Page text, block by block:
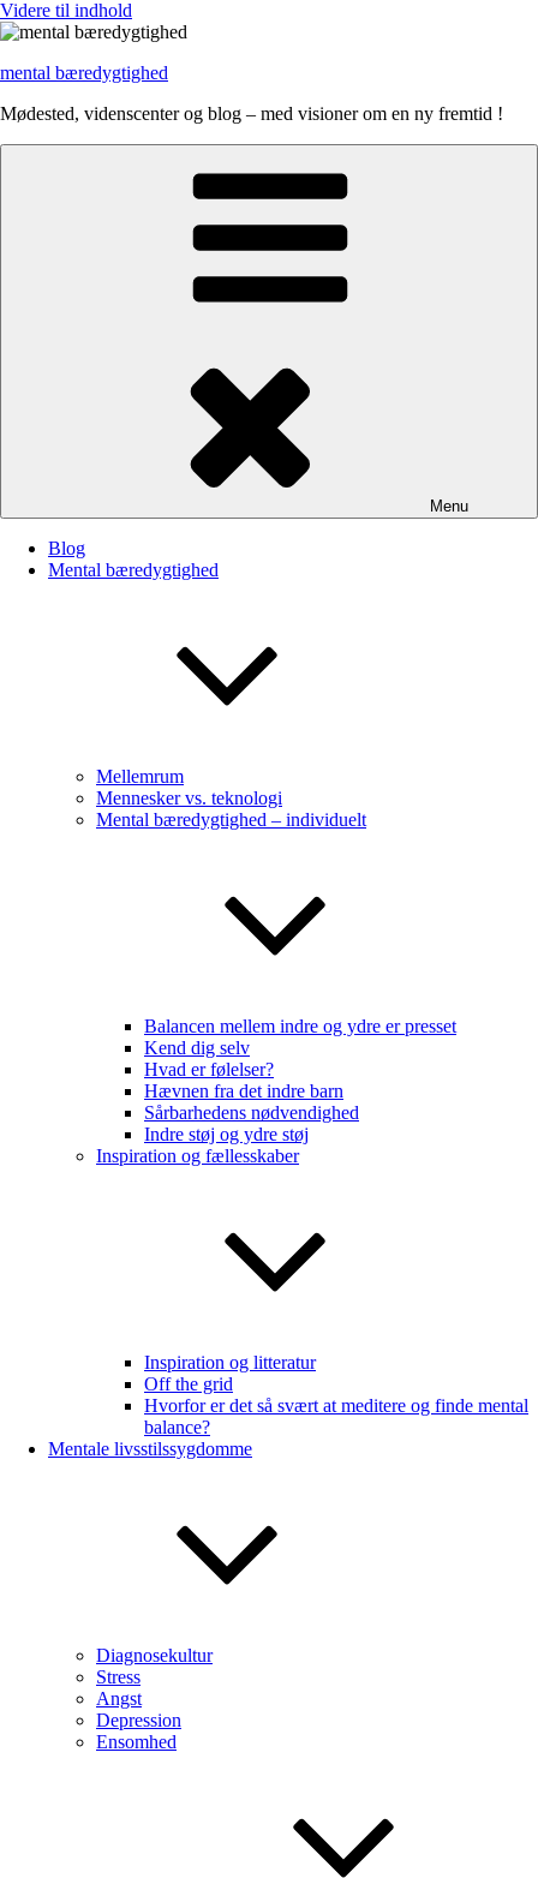
Videre til indhold
mental bæredygtighed
Mødested, videnscenter og blog – med visioner om en ny fremtid !
Menu
Blog
Mental bæredygtighed
Mellemrum
Mennesker vs. teknologi
Mental bæredygtighed – individuelt
Balancen mellem indre og ydre er presset
Kend dig selv
Hvad er følelser?
Hævnen fra det indre barn
Sårbarhedens nødvendighed
Indre støj og ydre støj
Inspiration og fællesskaber
Inspiration og litteratur
Off the grid
Hvorfor er det så svært at meditere og finde mental
balance?
Mentale livsstilssygdomme
Diagnosekultur
Stress
Angst
Depression
Ensomhed